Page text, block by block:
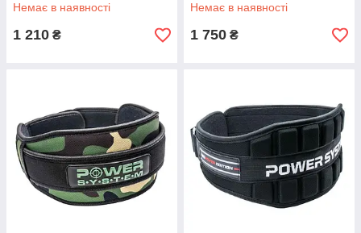
Немає в наявності
1 210 ₴
Немає в наявності
1 750 ₴